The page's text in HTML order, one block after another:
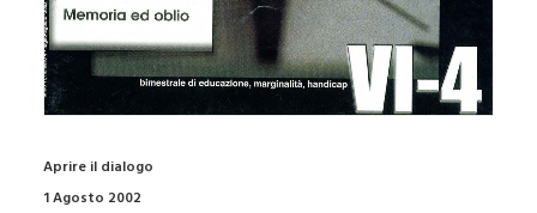
Aprire il dialogo
1 Agosto 2002